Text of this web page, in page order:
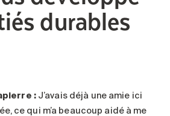
durables
: J’avais déjà une amie ici
ce qui m’a beaucoup aidé à me